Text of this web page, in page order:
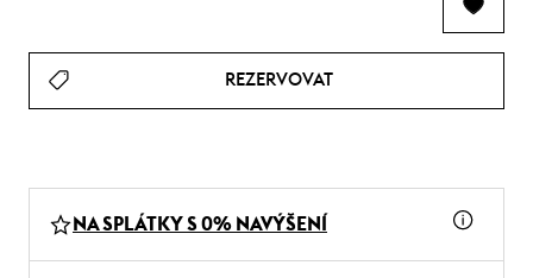
REZERVOVAT
NA SPLÁTKY S 0% NAVÝŠENÍ